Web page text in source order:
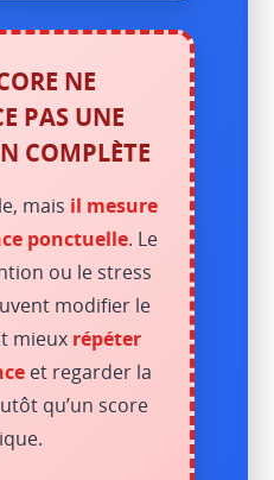
NE
PAS UNE
COMPLÈTE
mais il mesure
ponctuelle. Le
ou le stress
modifier le
mieux répéter
et regarder la
qu’un score